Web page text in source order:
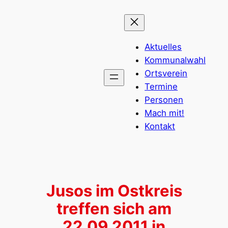
Aktuelles
Kommunalwahl
Ortsverein
Termine
Personen
Mach mit!
Kontakt
Jusos im Ostkreis
treffen sich am